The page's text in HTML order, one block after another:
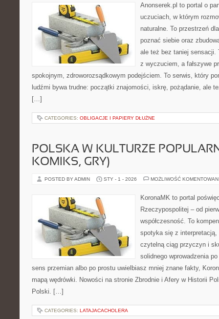
Anonserek.pl to portal o
uczuciach, w którym
naturalne. To przestrzeń
poznać siebie oraz
ale też bez taniej sensacji.
z wyczuciem, a fałszywe
spokojnym, zdroworozsądkowym podejściem. To serwis, który
ludźmi bywa trudne: początki znajomości, iskrę, pożądanie, ale
[…]
CATEGORIES: OBLIGACJE I PAPIERY DŁUŻNE
POLSKA W KULTURZE
KOMIKS, GRY)
POSTED BY ADMIN STY - 1 - 2026 MOŻLIWOŚĆ
KoronaMK to portal
Rzeczypospolitej – od
współczesność. To
spotyka się z interpretacją,
czytelną ciąg przyczyn i
solidnego wprowadzenia
sens przemian albo po prostu uwielbiasz mniej znane fakty,
mapą wędrówki. Nowości na stronie Zbrodnie i Afery w Historii
Polski. […]
CATEGORIES: LATAJACACHOLERA